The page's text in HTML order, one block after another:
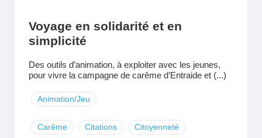
Voyage en solidarité et en
simplicité
Des outils d’animation, à exploiter avec les jeunes,
pour vivre la campagne de carême d’Entraide et (...)
Animation/Jeu
Carême Citations Citoyenneté